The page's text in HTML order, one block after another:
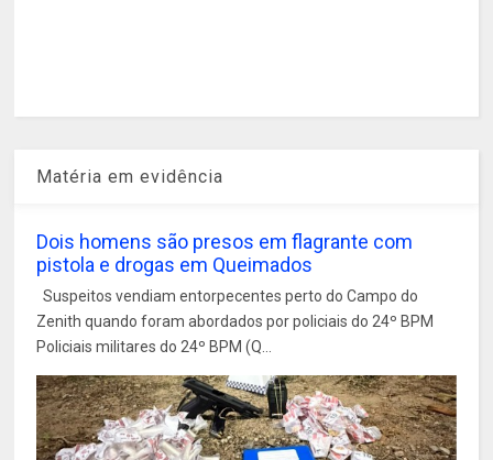
Matéria em evidência
Dois homens são presos em flagrante com
pistola e drogas em Queimados
Suspeitos vendiam entorpecentes perto do Campo do
Zenith quando foram abordados por policiais do 24º BPM
Policiais militares do 24º BPM (Q...